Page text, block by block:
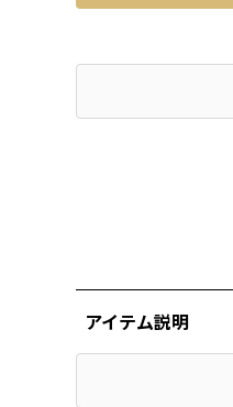
アイテム説明